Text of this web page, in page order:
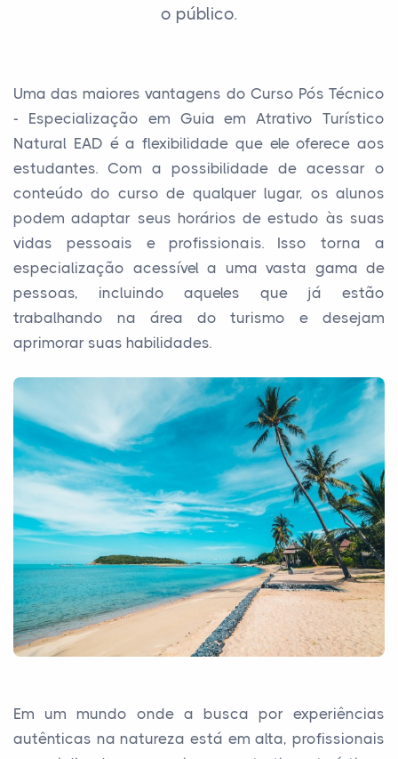
o público.
Uma das maiores vantagens do Curso Pós Técnico
- Especialização em Guia em Atrativo Turístico
Natural EAD é a flexibilidade que ele oferece aos
estudantes. Com a possibilidade de acessar o
conteúdo do curso de qualquer lugar, os alunos
podem adaptar seus horários de estudo às suas
vidas pessoais e profissionais. Isso torna a
especialização acessível a uma vasta gama de
pessoas, incluindo aqueles que já estão
trabalhando na área do turismo e desejam
aprimorar suas habilidades.
Em um mundo onde a busca por experiências
autênticas na natureza está em alta, profissionais